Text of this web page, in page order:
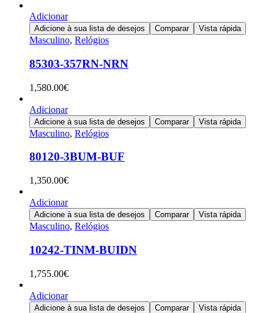
Adicionar
Adicione à sua lista de desejos Comparar Vista rápida
Masculino, Relógios
85303-357RN-NRN
1,580.00€
Adicionar
Adicione à sua lista de desejos Comparar Vista rápida
Masculino, Relógios
80120-3BUM-BUF
1,350.00€
Adicionar
Adicione à sua lista de desejos Comparar Vista rápida
Masculino, Relógios
10242-TINM-BUIDN
1,755.00€
Adicionar
Adicione à sua lista de desejos Comparar Vista rápida